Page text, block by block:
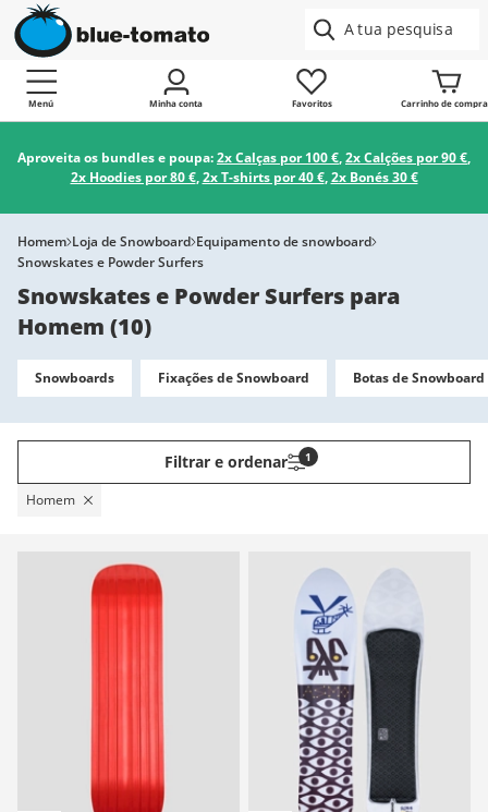
Menú Minha conta Favoritos Carrinho de
Aproveita os bundles e poupa:2x Calças por 100 €,2x Calções por 90 €,
2x Hoodies por 80 €,2x T-shirts por 40 €,2x Bonés 30 €
Homem Loja de Snowboard Equipamento de snowboard
Snowskates e Powder Surfers
Snowskates e Powder Surfers para
Homem (10)
Snowboards Fixações de Snowboard Botas de Snowboard
Filtrar e ordenar 1
Homem